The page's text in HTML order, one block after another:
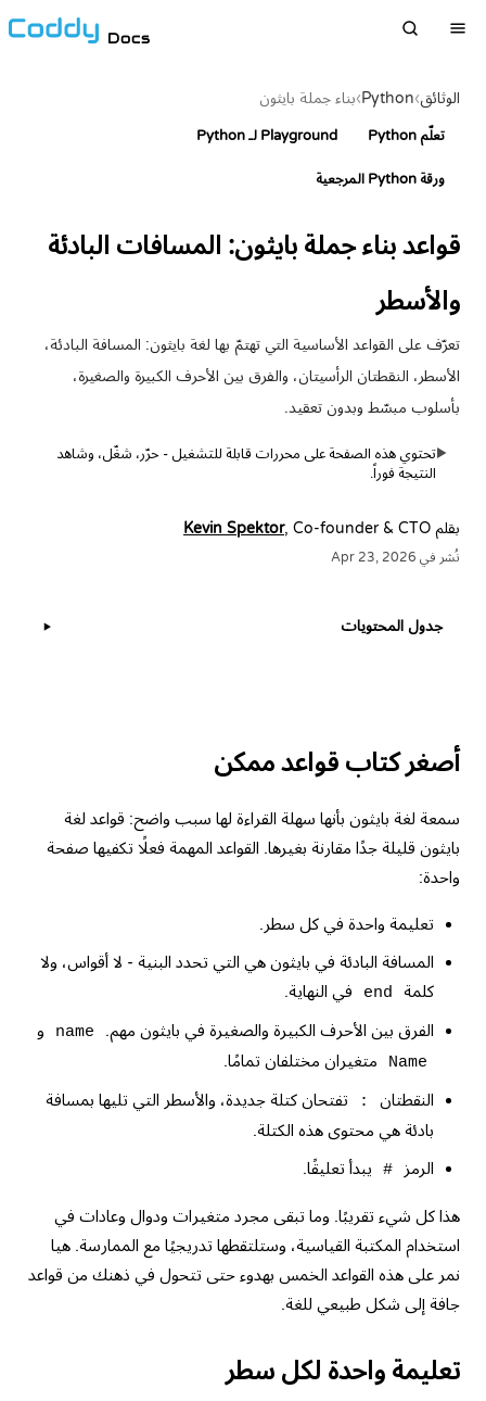
Docs
الوثائق›
Python
›بناء جملة بايثون
تعلّم Python Playground لـ Python
ورقة Python المرجعية
قواعد بناء جملة بايثون: المسافات البادئة
والأسطر
تعرّف على القواعد الأساسية التي تهتمّ بها لغة بايثون: المسافة البادئة،
الأسطر، النقطتان الرأسيتان، والفرق بين الأحرف الكبيرة والصغيرة،
بأسلوب مبسّط وبدون تعقيد.
▶تحتوي هذه الصفحة على محررات قابلة للتشغيل - حرّر، شغّل، وشاهد
النتيجة فوراً.
بقلم Kevin Spektor, Co-founder & CTO
نُشر في Apr 23, 2026
أصغر كتاب قواعد ممكن
سمعة لغة بايثون بأنها سهلة القراءة لها سبب واضح: قواعد لغة
بايثون قليلة جدًا مقارنة بغيرها. القواعد المهمة فعلًا تكفيها صفحة
واحدة:
تعليمة واحدة في كل سطر.
المسافة البادئة في بايثون هي التي تحدد البنية - لا أقواس، ولا
كلمة
end
في النهاية.
الفرق بين الأحرف الكبيرة والصغيرة في بايثون مهم.
name و
Name
متغيران مختلفان تمامًا.
النقطتان
:
تفتحان كتلة جديدة، والأسطر التي تليها بمسافة
بادئة هي محتوى هذه الكتلة.
الرمز
# يبدأ تعليقًا.
هذا كل شيء تقريبًا. وما تبقى مجرد متغيرات ودوال وعادات في
استخدام المكتبة القياسية، وستلتقطها تدريجيًا مع الممارسة. هيا
نمر على هذه القواعد الخمس بهدوء حتى تتحول في ذهنك من قواعد
جافة إلى شكل طبيعي للغة.
تعليمة واحدة لكل سطر
جدول المحتويات ▶